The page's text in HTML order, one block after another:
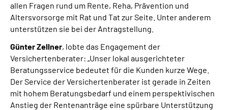
allen Fragen rund um Rente, Reha, Prävention und
Altersvorsorge mit Rat und Tat zur Seite. Unter anderem
unterstützen sie bei der Antragstellung.
Günter Zellner, lobte das Engagement der
Versichertenberater: „Unser lokal ausgerichteter
Beratungsservice bedeutet für die Kunden kurze Wege.
Der Service der Versichertenberater ist gerade in Zeiten
mit hohem Beratungsbedarf und einem perspektivischen
Anstieg der Rentenanträge eine spürbare Unterstützung